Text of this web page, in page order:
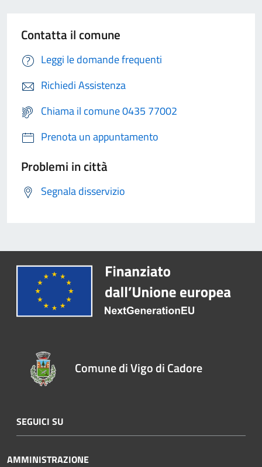
Contatta il comune
Leggi le domande frequenti
Richiedi Assistenza
Chiama il comune 0435 77002
Prenota un appuntamento
Problemi in città
Segnala disservizio
Comune di Vigo di Cadore
SEGUICI SU
AMMINISTRAZIONE